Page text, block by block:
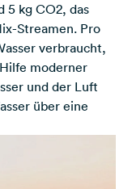
5 kg CO2, das
Streamen. Pro
verbraucht,
moderner
und der Luft
über eine